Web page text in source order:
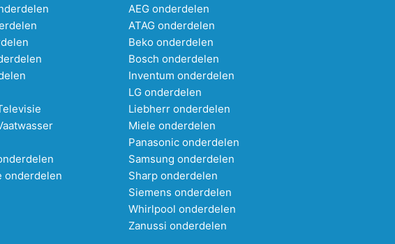
onderdelen
AEG onderdelen
ATAG onderdelen
Beko onderdelen
Bosch onderdelen
Inventum onderdelen
LG onderdelen
Liebherr onderdelen
Miele onderdelen
Panasonic onderdelen
Samsung onderdelen
Sharp onderdelen
Siemens onderdelen
Whirlpool onderdelen
Zanussi onderdelen